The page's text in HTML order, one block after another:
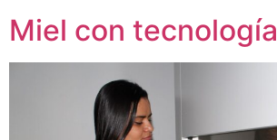
Miel con tecnología